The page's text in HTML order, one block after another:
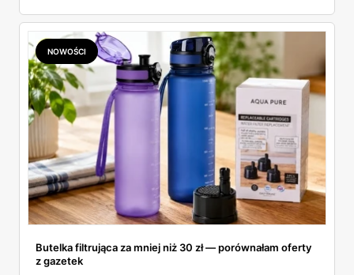
znalazłam, z cenami i terminami.
NOWOŚCI
Butelka filtrująca za mniej niż 30 zł — porównałam oferty
z gazetek